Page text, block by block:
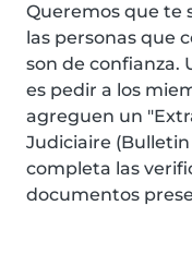
Queremos que te
las personas que
son de confianza.
es pedir a los
agreguen un
Judiciaire (Bulletin
completa las
documentos